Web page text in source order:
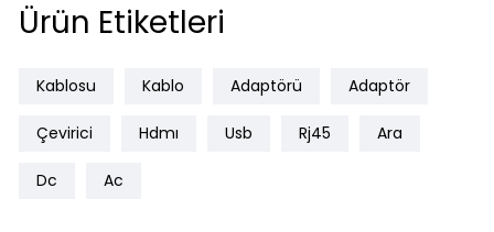
Ürün Etiketleri
Kablosu Kablo Adaptörü Adaptör
Çevirici Hdmı Usb Rj45 Ara
Dc Ac